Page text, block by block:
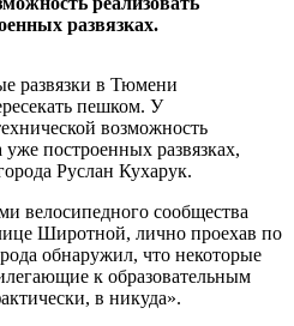
развязках.
развязки в Тюмени
пешком. У
возможность
построенных развязках,
Руслан Кухарук.
велосипедного сообщества
Широтной, лично проехав по
обнаружил, что некоторые
к образовательным
в никуда».